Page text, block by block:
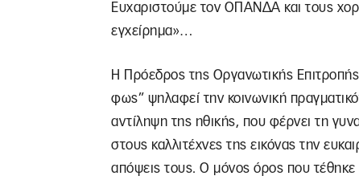
Ευχαριστούμε τον ΟΠΑΝΔΑ και τους
εγχείρημα»…
Η Πρόεδρος της Οργανωτικής
φως” ψηλαφεί την κοινωνική
αντίληψη της ηθικής, που φέρνει τη
στους καλλιτέχνες της εικόνας την
απόψεις τους. Ο μόνος όρος που τέθηκε